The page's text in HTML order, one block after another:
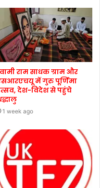
राम साधक ग्राम और
में गुरु पूर्णिमा
देश-विदेश से पहुंचे
1 week ago